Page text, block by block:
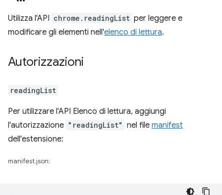
Utilizza l'API chrome.readingList per leggere e
modificare gli elementi nell'elenco di lettura.
Autorizzazioni
readingList
Per utilizzare l'API Elenco di lettura, aggiungi
l'autorizzazione "readingList" nel file manifest
dell'estensione:
manifest.json: